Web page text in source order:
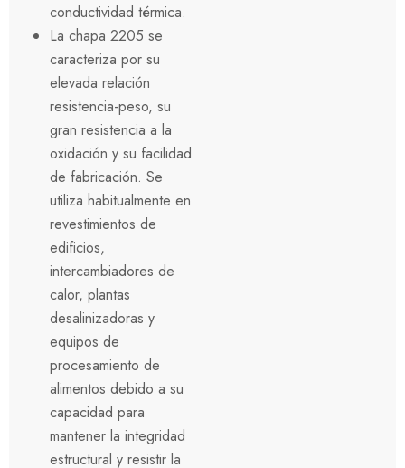
conductividad térmica.
La chapa 2205 se
caracteriza por su
elevada relación
resistencia-peso, su
gran resistencia a la
oxidación y su facilidad
de fabricación. Se
utiliza habitualmente en
revestimientos de
edificios,
intercambiadores de
calor, plantas
desalinizadoras y
equipos de
procesamiento de
alimentos debido a su
capacidad para
mantener la integridad
estructural y resistir la